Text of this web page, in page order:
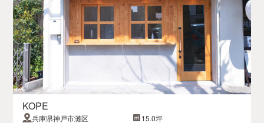
KOPE
兵庫県神戸市灘区
15.0坪